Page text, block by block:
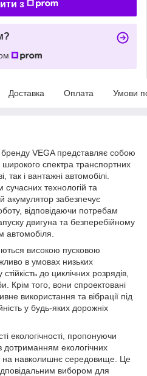
з
Доставка Оплата Умови
VEGA представляє собою
спектра транспортних
так і вантажні автомобілі.
технологій та
акумулятор забезпечує
відповідаючи потребам
двигуна та безперебійному
автомобіля.
високою пусковою
в умовах низьких
до циклічних розрядів,
Крім того, вони спроектовані
використання та вібрації під
у будь-яких дорожніх
екологічності, пропонуючи
дотриманням екологічних
на навколишнє середовище. Це
вибором для